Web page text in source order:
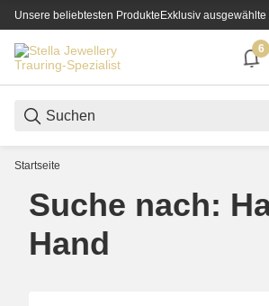
Unsere beliebtesten ProdukteExklusiv ausgewählte
6
6
Startseite
Suche nach:
Hand